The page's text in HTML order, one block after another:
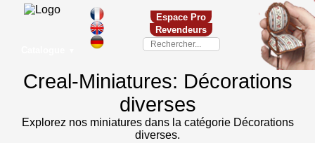
Espace Pro
Revendeurs
Creal-Miniatures: Décorations
diverses
Explorez nos miniatures dans la catégorie Décorations
diverses.